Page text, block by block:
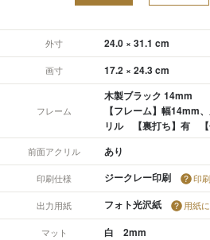
外寸 24.0 × 31.1 cm
画寸 17.2 × 24.3 cm
フレーム
木製ブラック 14mm
【フレーム】幅
リル 【裏打ち】有 【
前面アクリル あり
印刷仕様 ジークレー印刷 印
出力用紙 フォト光沢紙 用紙
マット 白 2mm